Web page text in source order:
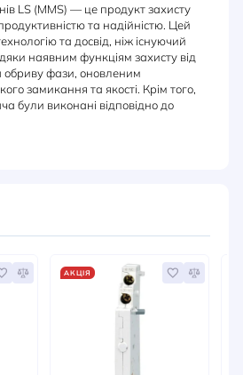
LS (MMS) — це продукт захисту
та надійністю. Цей
та досвід, ніж існуючий
наявним функціям захисту від
фази, оновленим
замикання та якості. Крім того,
були виконані відповідно до
АКЦІЯ